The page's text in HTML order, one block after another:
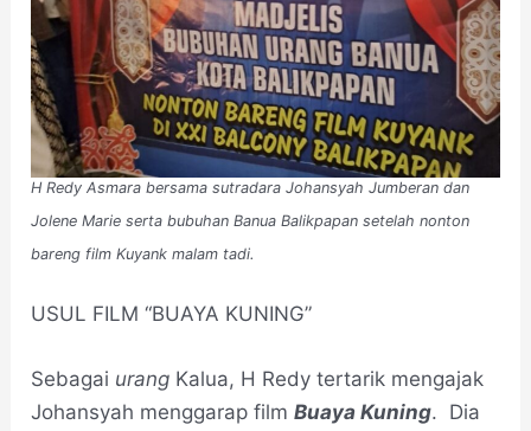
H Redy Asmara bersama sutradara Johansyah Jumberan dan
Jolene Marie serta bubuhan Banua Balikpapan setelah nonton
bareng film Kuyank malam tadi.
USUL FILM “BUAYA KUNING”
Sebagai urang Kalua, H Redy tertarik mengajak
Johansyah menggarap filmBuaya Kuning. Dia